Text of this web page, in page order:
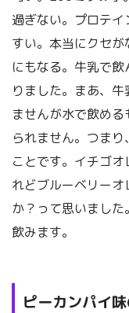
過ぎない。プロテ
すい。本当にクセ
にもなる。牛乳で
りました。まあ、
ませんが水で飲め
られません。つま
ことです。イチゴ
れどブルーベリー
か？って思いまし
飲みます。
ピーカンパイ